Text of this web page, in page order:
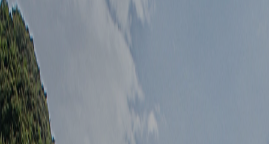
코스설명
백제불교 최초도래지와 법성항구가 눈 아래 들어온다. 바다로부터 불어오는
을 맛볼 수 있는 홀이다.